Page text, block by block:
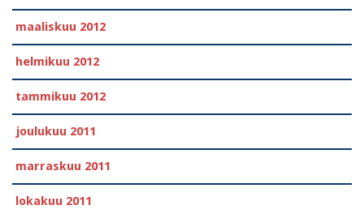
maaliskuu 2012
helmikuu 2012
tammikuu 2012
joulukuu 2011
marraskuu 2011
lokakuu 2011